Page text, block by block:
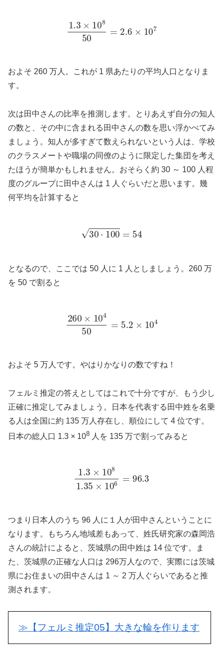
1.3 10850
およそ 260 万人。これが 1 県あたりの平均人口となりま
す。
次は田中さんの比率を推測します。とりあえず自分の知人
の数と、その中に含まれる田中さんの数を思い浮かべてみ
ましょう。知人が多すぎて数えられないという人は、学校
のクラスメートや職場の同僚のように限定した集団を考え
たほうが簡単かもしれません。おそらく約 30 ～ 100 人程
度のグループに田中さんは 1 人ぐらいだと思います。幾
何平均を計算すると
30⋅100= 54
となるので、ここでは 50 人に 1 人としましょう。260 万
を 50 で割ると
260 10450
およそ 5 万人です。やはりかなりの数ですね！
フェルミ推定の答えとしてはこれで十分ですが、もう少し
正確に推定してみましょう。日本を代表する田中姓を名乗
る人は全国に約 135 万人存在し、順位にして 4 位です。
日本の総人口 1.3 × 108 人を 135 万で割ってみると
×10 1.35
つまり日本人のうち 96 人に１人が田中さんということに
なります。もちろん地域差もあって、姓氏研究家の森岡浩
さんの統計によると、茨城県の田中姓は 14 位です。ま
た、茨城県の正確な人口は 296万人なので、実際には茨城
県にお住まいの田中さんは 1 ～ 2 万人ぐらいであると推
測されます。
≫【フェルミ推定05】大きな輪を作ります